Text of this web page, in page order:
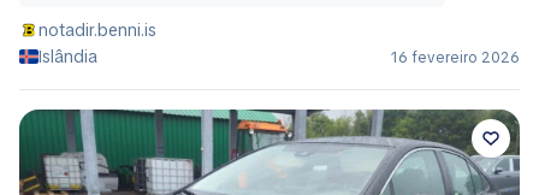
notadir.benni.is
Islândia
16 fevereiro 2026